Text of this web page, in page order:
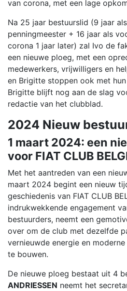
van corona, met een lage
Na 25 jaar bestuurslid (9 jaar
penningmeester + 16 jaar als
corona 1 jaar later) zal Ivo de
een nieuwe ploeg, met een
medewerkers, vrijwilligers en
en Brigitte stoppen ook met
Brigitte blijft nog aan de slag
redactie van het clubblad.
2024 Nieuw
1 maart 2024: een
voor FIAT CLUB
Met het aantreden van een
maart 2024 begint een nieuw
geschiedenis van FIAT CLUB
indrukwekkende engagement
bestuurders, neemt een
over om de club met dezelfde
vernieuwde energie en
te bouwen.
De nieuwe ploeg bestaat uit 4
ANDRIESSEN neemt het